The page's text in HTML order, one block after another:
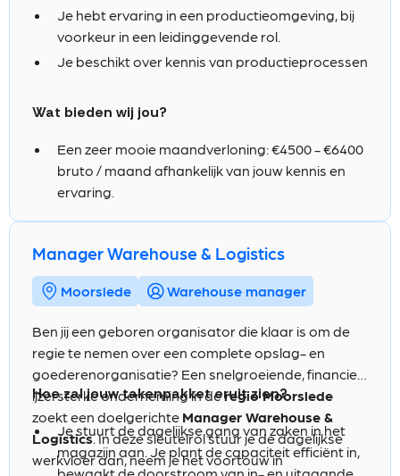
Je analyseert KPI's en initieert verbeteracties.
Je past Lean-methodes toe zoals 5S, Kaizen en
RCA.
Je hebt ervaring in een productieomgeving, bij
voorkeur in een leidinggevende rol.
Je beschikt over kennis van productieprocessen
Je bent communicatief sterk in zowel het
Wat bieden wij jou?
Een zeer mooie maandverloning: €4500 - €6400
bruto / maand afhankelijk van jouw kennis en
ervaring.
Een functie in een dynamisch en groeiend
cultuur.
Mogelijkheden voor interne opleiding en
persoonlijke begeleiding.
Een competitief salarispakket.
Extralegale voordelen zoals groepsverzekering.
Hospitalisatieverzekering.
Maaltijdcheques.
Een omgeving waar integratie en diversiteit
belangrijk zijn.
Manager Warehouse & Logistics
Moorslede Warehouse manager
Ben jij een geboren organisator die klaar is om de
regie te nemen over een complete opslag- en
goederenorganisatie? Een snelgroeiende, financieel
ijzersterke onderneming in deregio Moorslede
zoekt een doelgerichte Manager Warehouse &
Logistics. In deze sleutelrol stuur je de dagelijkse
werkvloer aan, neem je het voortouw in
Hoe zal jouw takenpakket eruit zien?
Je stuurt de dagelijkse gang van zaken in het
magazijn aan. Je plant de capaciteit efficiënt in,